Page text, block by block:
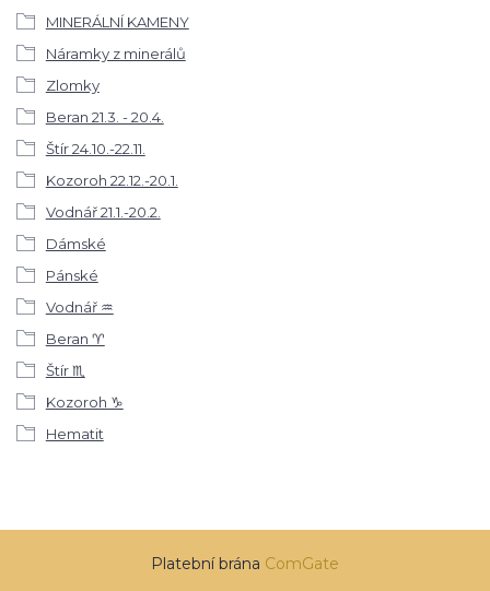
MINERÁLNÍ KAMENY
Náramky z minerálů
Zlomky
Beran 21.3. - 20.4.
Štír 24.10.-22.11.
Kozoroh 22.12.-20.1.
Vodnář 21.1.-20.2.
Dámské
Pánské
Vodnář ♒
Beran ♈
Štír ♏
Kozoroh ♑
Hematit
Platební brána ComGate